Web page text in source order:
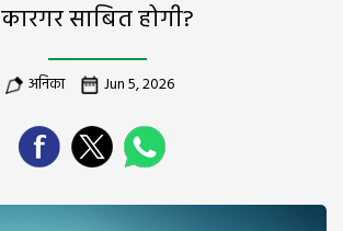
कारगर साबित होगी?
अनिका Jun 5, 2026